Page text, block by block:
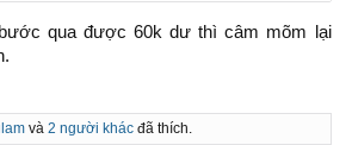
qua được 60k dư thì câm mõm lại
và 2 người khácđã thích.